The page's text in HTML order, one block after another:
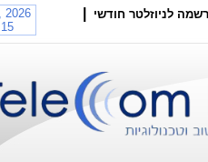
לניוזלטר חודשי